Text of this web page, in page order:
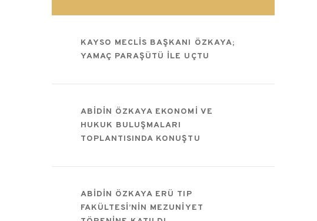
KAYSO MECLIS BAŞKANI ÖZKAYA;
YAMAÇ PARAŞÜTÜ ILE UÇTU
ABIDIN ÖZKAYA EKONOMI VE
HUKUK BULUŞMALARI
TOPLANTISINDA KONUŞTU
ABIDIN ÖZKAYA ERÜ TIP
FAKÜLTESI’NIN MEZUNIYET